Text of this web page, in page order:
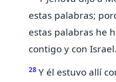
estas palabras;
estas palabras he
contigo y con Israel.
28 Y él estuvo allí